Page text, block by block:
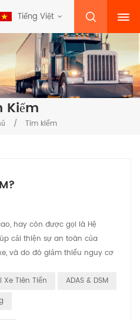
Tiếng Việt
Kiếm
/ Tìm kiếm
hay còn được gọi là Hệ
cải thiện sự an toàn của
và do đó giảm thiểu nguy cơ
hình) là một Chống mệt mỏi
tình trạng lái xe có thể được
Xe Tiên Tiến
ADAS & DSM